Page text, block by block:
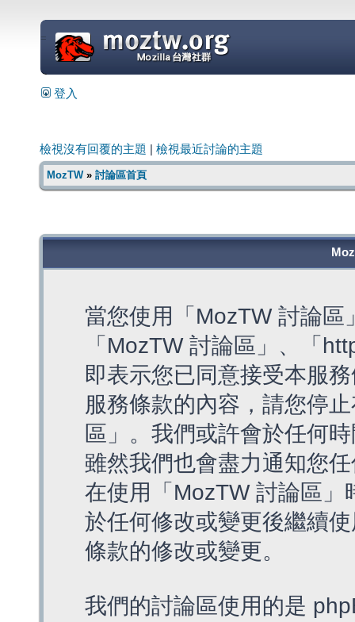
=
登入
檢視沒有回覆的主題 檢視最近討論的主題
MozTW» 討論區首頁
當您使用「MozTW 討論
「MozTW 討論區」、「
即表示您已同意接受本服
服務條款的內容，請您停
區」。我們或許會於任何
雖然我們也會盡力通知您
在使用「MozTW 討論區
於任何修改或變更後繼續
條款的修改或變更。
我們的討論區使用的是